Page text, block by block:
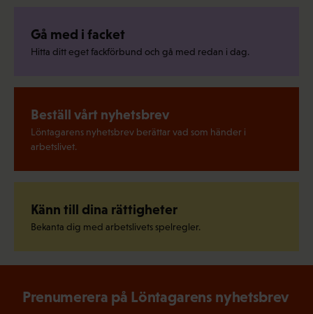
Gå med i facket
Hitta ditt eget fackförbund och gå med redan i dag.
Beställ vårt nyhetsbrev
Löntagarens nyhetsbrev berättar vad som händer i
arbetslivet.
Känn till dina rättigheter
Bekanta dig med arbetslivets spelregler.
Prenumerera på Löntagarens nyhetsbrev